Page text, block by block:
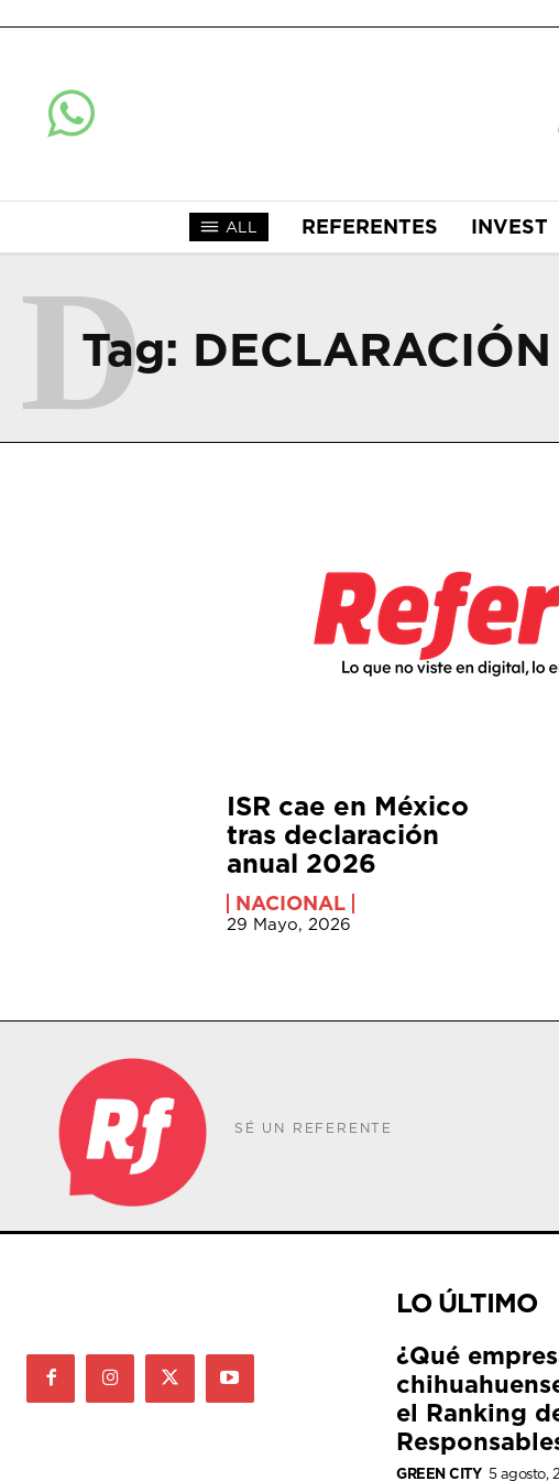
ALL REFERENTES INVEST
Tag:
D
ISR cae en México
tras declaración
anual 2026
NACIONAL
29 Mayo, 2026
SÉ UN REFERENTE
LO ÚLTIMO
¿Qué
el Ranking
GREEN CITY 5 agosto,